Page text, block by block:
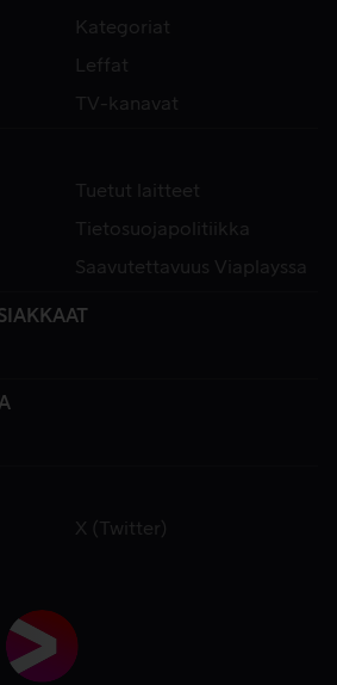
Kategoriat
Leffat
TV-kanavat
Tuetut laitteet
Tietosuojapolitiikka
Saavutettavuus Viaplayssa
X (Twitter)